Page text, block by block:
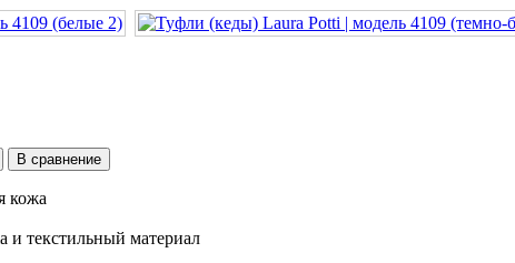
В сравнение
кожа
и текстильный материал